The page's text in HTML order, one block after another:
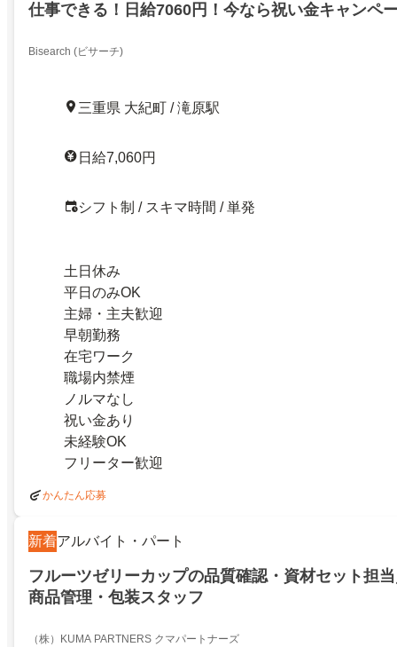
仕事できる！日給7060円！今なら祝い金キャンペ
Bisearch (ビサーチ)
三重県 大紀町 / 滝原駅
日給7,060円
シフト制 / スキマ時間 / 単発
土日休み
平日のみOK
主婦・主夫歓迎
早朝勤務
在宅ワーク
職場内禁煙
ノルマなし
祝い金あり
未経験OK
フリーター歓迎
かんたん応募
新着アルバイト・パート
フルーツゼリーカップの品質確認・資材セット担
商品管理・包装スタッフ
（株）KUMA PARTNERS クマパートナーズ